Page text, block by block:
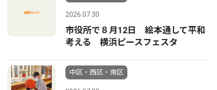
2026.07.30
市役所で８月12日 絵本通して平和
考える 横浜ピースフェスタ
中区・西区・南区